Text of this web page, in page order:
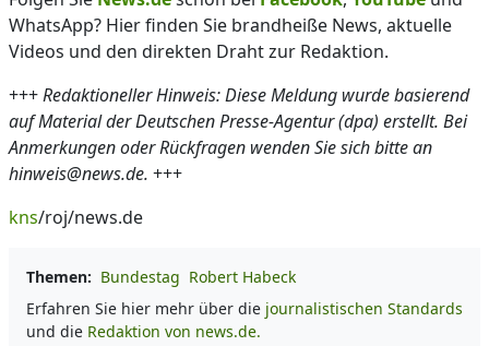
WhatsApp? Hier finden Sie brandheiße News, aktuelle
Videos und den direkten Draht zur Redaktion.
+++Redaktioneller Hinweis: Diese Meldung wurde basierend
auf Material der Deutschen Presse-Agentur (dpa) erstellt. Bei
Anmerkungen oder Rückfragen wenden Sie sich bitte an
hinweis@news.de. +++
kns/roj/news.de
Themen: Bundestag Robert Habeck
Erfahren Sie hier mehr über die journalistischen Standards
und die Redaktion von news.de.